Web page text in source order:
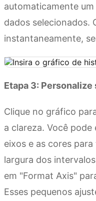
automaticamente
dados selecionados.
instantaneamente,
Etapa 3:
Clique no gráfico
a clareza. Você
eixos e as cores
largura dos
em "Format Axis"
Esses pequenos